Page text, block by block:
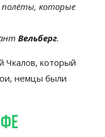
полёты, которые
Вельберг.
Чкалов, который
немцы были